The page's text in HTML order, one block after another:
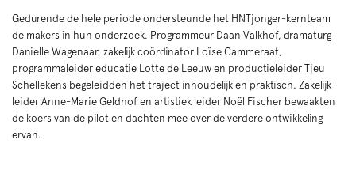
Gedurende de hele periode ondersteunde het HNTjonger-kernteam
de makers in hun onderzoek. Programmeur Daan Valkhof, dramaturg
Danielle Wagenaar, zakelijk coördinator Loïse Cammeraat,
programmaleider educatie Lotte de Leeuw en productieleider Tjeu
Schellekens begeleidden het traject inhoudelijk en praktisch. Zakelijk
leider Anne-Marie Geldhof en artistiek leider Noël Fischer bewaakten
de koers van de pilot en dachten mee over de verdere ontwikkeling
ervan.